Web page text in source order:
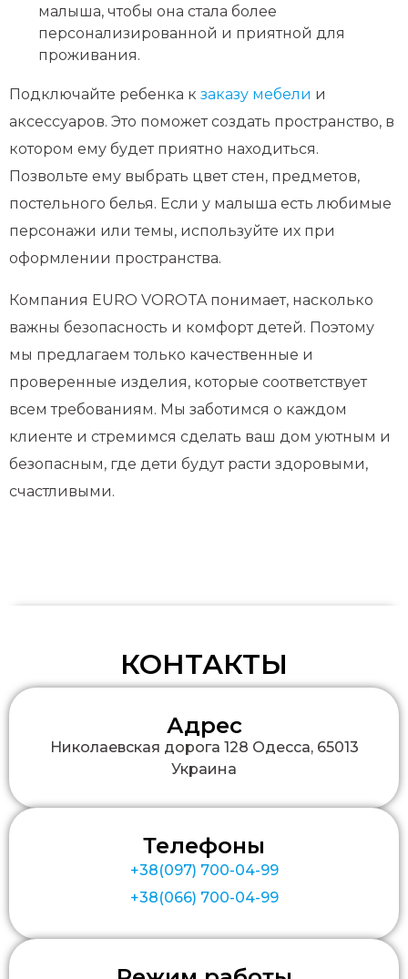
малыша, чтобы она стала более
персонализированной и приятной для
проживания.
Подключайте ребенка к заказу мебели и
аксессуаров. Это поможет создать пространство, в
котором ему будет приятно находиться.
Позвольте ему выбрать цвет стен, предметов,
постельного белья. Если у малыша есть любимые
персонажи или темы, используйте их при
оформлении пространства.
Компания EURO VOROTA понимает, насколько
важны безопасность и комфорт детей. Поэтому
мы предлагаем только качественные и
проверенные изделия, которые соответствует
всем требованиям. Мы заботимся о каждом
клиенте и стремимся сделать ваш дом уютным и
безопасным, где дети будут расти здоровыми,
счастливыми.
КОНТАКТЫ
Адрес
Николаевская дорога 128 Одесса, 65013
Украина
Телефоны
+38(097) 700-04-99
+38(066) 700-04-99